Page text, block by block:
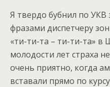
Я твердо бубнил по
фразами диспетчеру
«ти-ти-та – ти-ти-та»
молодости лет страха
очень приятно, когда
вставали прямо по